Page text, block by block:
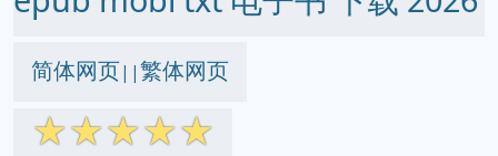
简体网页||繁体网页
☆☆☆☆☆